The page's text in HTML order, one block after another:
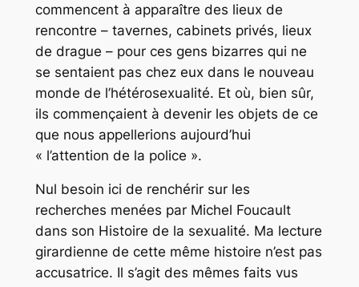
commencent à apparaître des lieux de
rencontre – tavernes, cabinets privés, lieux
de drague – pour ces gens bizarres qui ne
se sentaient pas chez eux dans le nouveau
monde de l’hétérosexualité. Et où, bien sûr,
ils commençaient à devenir les objets de ce
que nous appellerions aujourd’hui
« l’attention de la police ».
Nul besoin ici de renchérir sur les
recherches menées par Michel Foucault
dans son Histoire de la sexualité. Ma lecture
girardienne de cette même histoire n’est pas
accusatrice. Il s’agit des mêmes faits vus